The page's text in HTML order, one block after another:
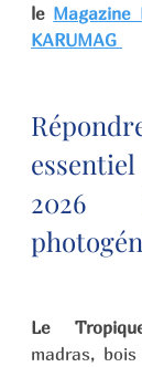
le Magazine
KARUMAG
2026
Le
madras,